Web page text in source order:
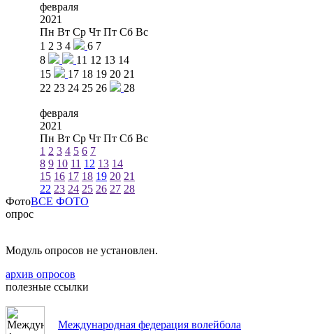
февраля
2021
Пн Вт Ср Чт Пт Сб Вс
1 2 3 4 6 7
8
11 12 13 14
15
17 18 19 20 21
22 23 24 25 26 28
февраля
2021
Пн Вт Ср Чт Пт Сб Вс
1 2 3 4 5 6 7
8 9 10 11 12 13 14
15 16 17 18 19 20 21
22 23 24 25 26 27 28
ФотоВСЕ ФОТО
опрос
Модуль опросов не установлен.
архив опросов
полезные ссылки
Международная федерация волейбола